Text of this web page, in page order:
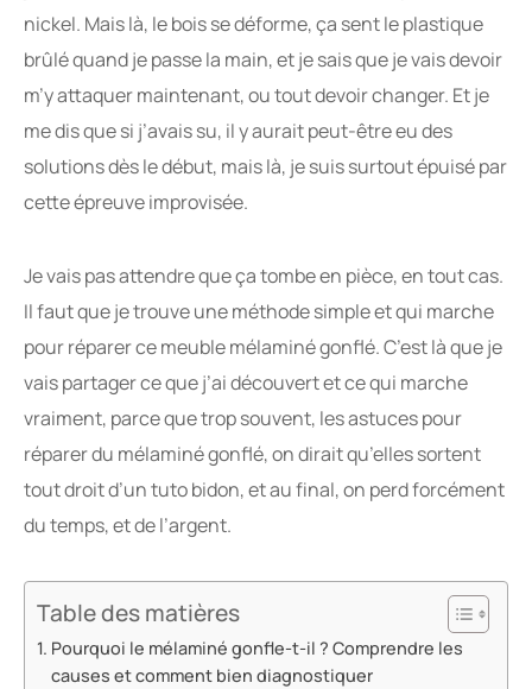
nickel. Mais là, le bois se déforme, ça sent le plastique
brûlé quand je passe la main, et je sais que je vais devoir
m’y attaquer maintenant, ou tout devoir changer. Et je
me dis que si j’avais su, il y aurait peut-être eu des
solutions dès le début, mais là, je suis surtout épuisé par
cette épreuve improvisée.
Je vais pas attendre que ça tombe en pièce, en tout cas.
Il faut que je trouve une méthode simple et qui marche
pour réparer ce meuble mélaminé gonflé. C’est là que je
vais partager ce que j’ai découvert et ce qui marche
vraiment, parce que trop souvent, les astuces pour
réparer du mélaminé gonflé, on dirait qu’elles sortent
tout droit d’un tuto bidon, et au final, on perd forcément
du temps, et de l’argent.
Table des matières
Pourquoi le mélaminé gonfle-t-il ? Comprendre les
causes et comment bien diagnostiquer